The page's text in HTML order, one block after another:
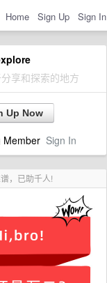
Home Sign Up Sign In
享和探索的地方
Up Now
Member Sign In
，已助千人!